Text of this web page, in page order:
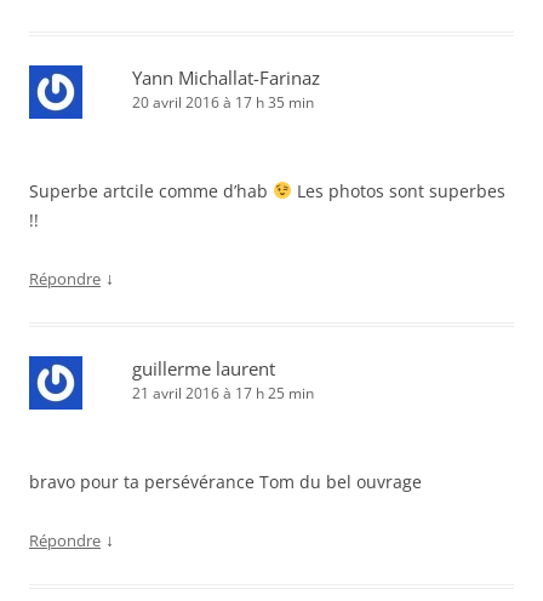
Yann Michallat-Farinaz
20 avril 2016 à 17 h 35 min
Superbe artcile comme d’hab
Les photos sont superbes
!!
Répondre ↓
guillerme laurent
21 avril 2016 à 17 h 25 min
bravo pour ta persévérance Tom du bel ouvrage
Répondre ↓